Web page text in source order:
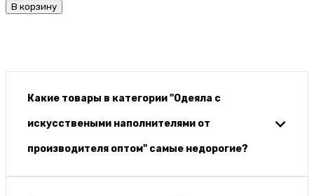
В корзину
Какие товары в категории "Одеяла с
искусствеными наполнителями от
производителя оптом" самые недорогие?